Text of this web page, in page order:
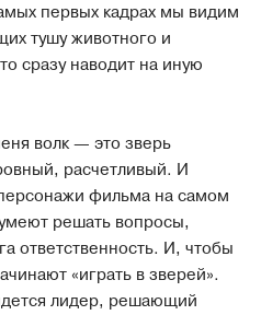
первых кадрах мы видим
тушу животного и
сразу наводит на иную
волк — это зверь
расчетливый. И
фильма на самом
решать вопросы,
ответственность. И, чтобы
«играть в зверей».
лидер, решающий